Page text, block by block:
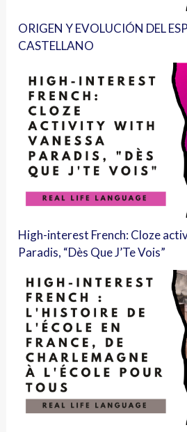
ORIGEN Y EVOLUCIÓN DEL
CASTELLANO
High-interest French: Cloze
Paradis, “Dès Que J’Te Vois”